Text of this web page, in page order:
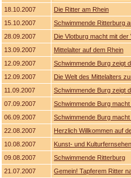
18.10.2007
Die Ritter am Rhein
15.10.2007
Schwimmende Ritterburg
28.09.2007
Die Vlotburg macht mit
13.09.2007
Mittelalter auf dem Rhein
12.09.2007
Schwimmende Burg zeigt
12.09.2007
Die Welt des Mittelalters
11.09.2007
Schwimmende Burg zeigt
07.09.2007
Schwimmende Burg
06.09.2007
Schwimmende Burg
22.08.2007
Herzlich Willkommen auf
10.08.2007
Kunst- und
09.08.2007
Schwimmende Ritterburg
21.07.2007
Gemein! Tapferem Ritter